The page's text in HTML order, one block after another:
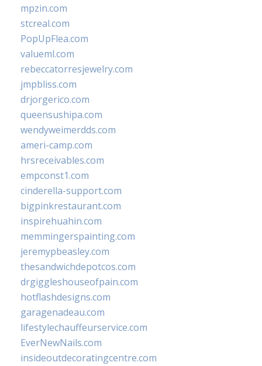
mpzin.com
stcreal.com
PopUpFlea.com
valueml.com
rebeccatorresjewelry.com
jmpbliss.com
drjorgerico.com
queensushipa.com
wendyweimerdds.com
ameri-camp.com
hrsreceivables.com
empconst1.com
cinderella-support.com
bigpinkrestaurant.com
inspirehuahin.com
memmingerspainting.com
jeremypbeasley.com
thesandwichdepotcos.com
drgiggleshouseofpain.com
hotflashdesigns.com
garagenadeau.com
lifestylechauffeurservice.com
EverNewNails.com
insideoutdecoratingcentre.com